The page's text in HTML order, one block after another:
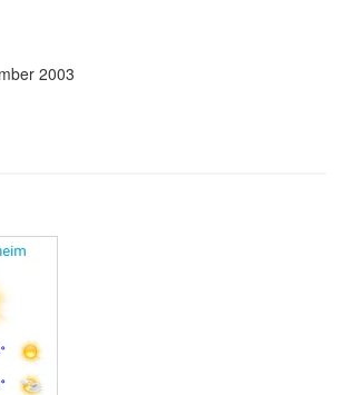
2003